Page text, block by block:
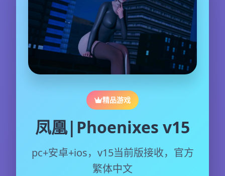
精品游戏
凤凰|Phoenixes v15
pc+安卓+ios，v15当前版接收，官方
繁体中文